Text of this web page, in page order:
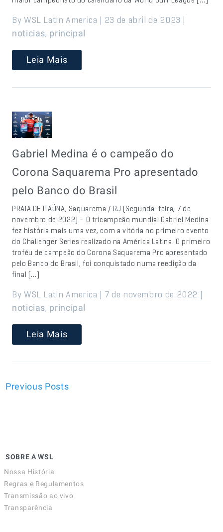
By WSL Latin America | 23 de abril de 2023 |
noticias, principal
Leia Mais
Gabriel Medina é o campeão do
Corona Saquarema Pro apresentado
pelo Banco do Brasil
PRAIA DE ITAÚNA, Saquarema / RJ (Segunda-feira, 7 de
novembro de 2022) – O tricampeão mundial Gabriel Medina
fez história mais uma vez, com a vitória no primeiro evento
do Challenger Series realizado na América Latina. O primeiro
troféu de campeão do Corona Saquarema Pro apresentado
pelo Banco do Brasil, foi conquistado numa reedição da
final […]
By WSL Latin America | 7 de novembro de 2022 |
noticias, principal
Leia Mais
Previous Posts
SOBRE A WSL
Nossa História
Regras e Regulamentos
Transmissão ao vivo
Transparência